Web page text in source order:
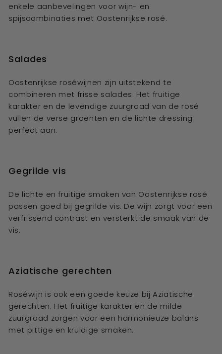
enkele aanbevelingen voor wijn- en
spijscombinaties met Oostenrijkse rosé.
Salades
Oostenrijkse roséwijnen zijn uitstekend te
combineren met frisse salades. Het fruitige
karakter en de levendige zuurgraad van de rosé
vullen de verse groenten en de lichte dressing
perfect aan.
Gegrilde vis
De lichte en fruitige smaken van Oostenrijkse rosé
passen goed bij gegrilde vis. De wijn zorgt voor een
verfrissend contrast en versterkt de smaak van de
vis.
Aziatische gerechten
Roséwijn is ook een goede keuze bij Aziatische
gerechten. Het fruitige karakter en de milde
zuurgraad zorgen voor een harmonieuze balans
met pittige en kruidige smaken.